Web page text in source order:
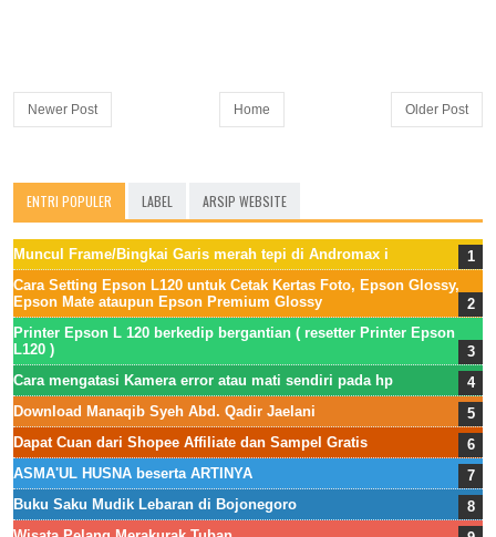
Newer Post Older Post
Home
ENTRI POPULER LABEL ARSIP WEBSITE
Muncul Frame/Bingkai Garis merah tepi di Andromax i
Cara Setting Epson L120 untuk Cetak Kertas Foto, Epson Glossy,
Epson Mate ataupun Epson Premium Glossy
Printer Epson L 120 berkedip bergantian ( resetter Printer Epson
L120 )
Cara mengatasi Kamera error atau mati sendiri pada hp
Download Manaqib Syeh Abd. Qadir Jaelani
Dapat Cuan dari Shopee Affiliate dan Sampel Gratis
ASMA'UL HUSNA beserta ARTINYA
Buku Saku Mudik Lebaran di Bojonegoro